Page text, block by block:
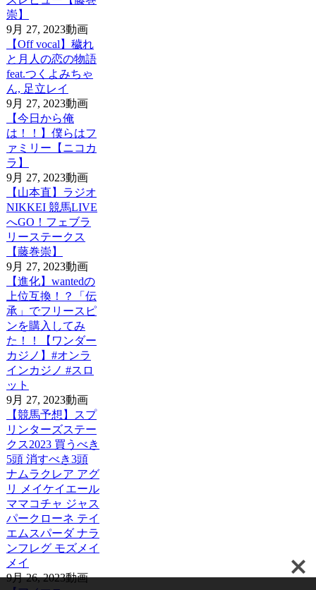
崇】
9月 27, 2023動画
【Off vocal】穢れ
と月人の恋の物語
feat.つくよみちゃ
ん, 足立レイ
9月 27, 2023動画
【今日から俺
は！！】僕らはフ
ァミリー【ニコカ
ラ】
9月 27, 2023動画
【山本直】ラジオ
NIKKEI 競馬LIVE
へGO！フェブラ
リーステークス
【藤巻崇】
9月 27, 2023動画
【進化】wantedの
上位互換！？「伝
承」でフリースピ
ンを購入してみ
た！！【ワンダー
カジノ】#オンラ
インカジノ #スロ
ット
9月 27, 2023動画
【競馬予想】スプ
リンターズステー
クス2023 買うべき
5頭 消すべき3頭
ナムラクレア アグ
リ メイケイエール
ママコチャ ジャス
パークローネ テイ
エムスパーダ ナラ
ンフレグ モズメイ
メイ
9月 26, 2023動画